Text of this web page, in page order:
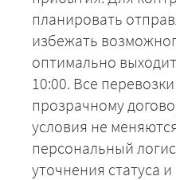
планировать
избежать
оптимально
10:00. Все
прозрачному
условия не
персональный
уточнения статуса